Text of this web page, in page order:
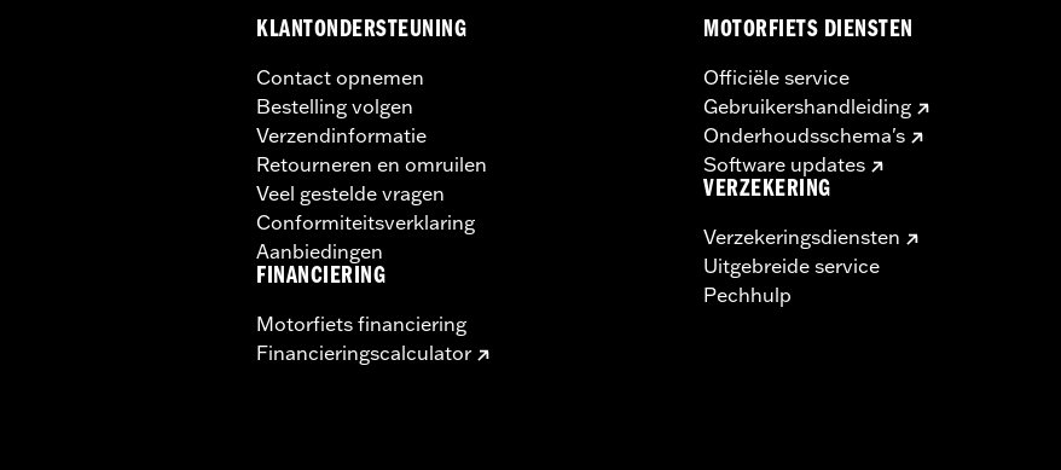
Materiaalbreedte maateenheid:
KLANTONDERSTEUNING
Contact opnemen
Bestelling volgen
Verzendinformatie
Retourneren en omruilen
Veel gestelde vragen
Conformiteitsverklaring
Aanbiedingen
FINANCIERING
Motorfiets financiering
Financieringscalculator
MOTORFIETS DIENSTEN
Officiële service
Gebruikershandleiding
Onderhoudsschema's
Software updates
VERZEKERING
Verzekeringsdiensten
Uitgebreide service
Pechhulp